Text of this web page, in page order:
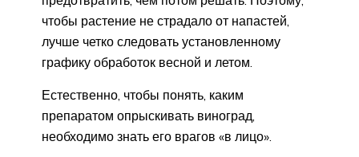
чтобы растение не страдало от напастей,
лучше четко следовать установленному
графику обработок весной и летом.
Естественно, чтобы понять, каким
препаратом опрыскивать виноград,
необходимо знать его врагов «в лицо».